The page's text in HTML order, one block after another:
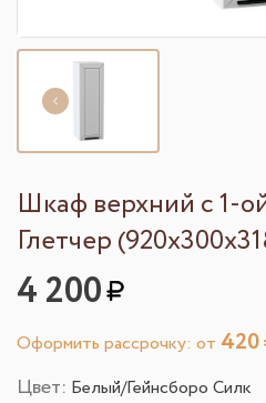
Шкаф верхний с 1-
Глетчер
4 200
Оформить рассрочку: от 420
Цвет: Белый/Гейнсборо Силк